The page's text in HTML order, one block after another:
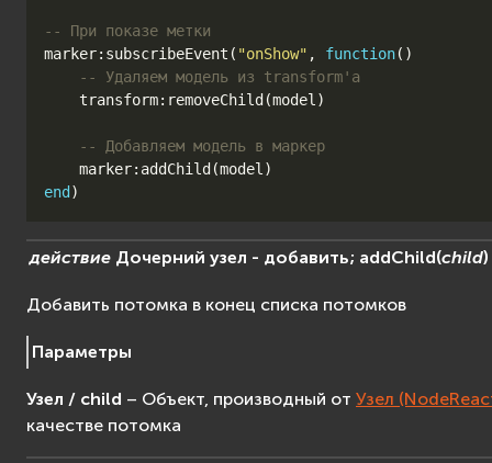
-- При показе метки
marker: subscribeEvent ( "onShow" , function()
-- Удаляем модель из transform'а
transform: removeChild (model )
-- Добавляем модель в маркер
marker: addChild (model )
end )
действие Дочерний узел - добавить; addChild(child)
Добавить потомка в конец списка потомков
Параметры
Узел / child – Объект, производный от Узел
качестве потомка